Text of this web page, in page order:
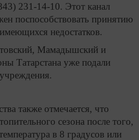
231-14-10. Этот канал
поспособствовать принятию
недостатков.
Мамадышский и
Татарстана уже подали
также отмечается, что
сезона после того,
в 8 градусов или